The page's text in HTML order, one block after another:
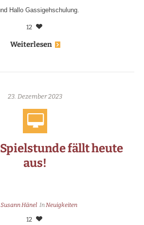
Hallo Gassigehschulung.
12
Weiterlesen
23. Dezember 2023
fällt heute
aus!
Susann Hänel In Neuigkeiten
12